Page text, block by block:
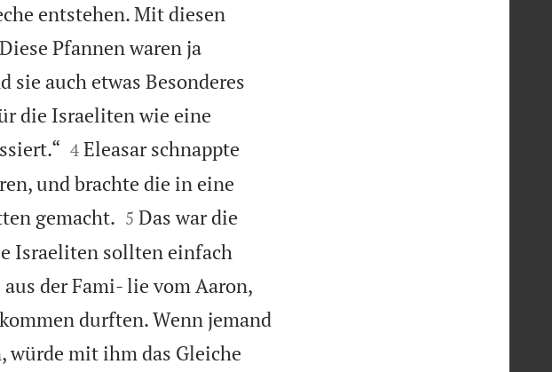
entstehen. Mit diesen
Pfannen waren ja
auch etwas Besonderes
die Israeliten wie eine

4 Eleasar schnappte
und brachte die in eine
gemacht.
5 Das war die
Israeliten sollten einfach
der Fami- lie vom Aaron,
durften. Wenn jemand
würde mit ihm das Gleiche